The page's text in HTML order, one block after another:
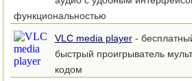
функциональностью
VLC media player-
быстрый проигрыватель
кодом